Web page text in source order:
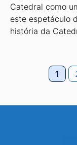
Catedral como
este espetáculo
história da
Page
1